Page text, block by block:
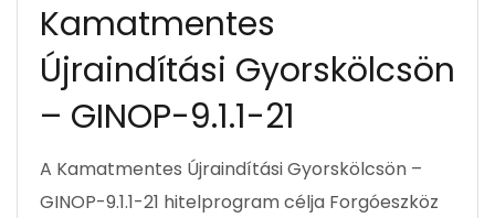
Kamatmentes
Újraindítási Gyorskölcsön
– GINOP-9.1.1-21
A Kamatmentes Újraindítási Gyorskölcsön –
GINOP-9.1.1-21 hitelprogram célja Forgóeszköz